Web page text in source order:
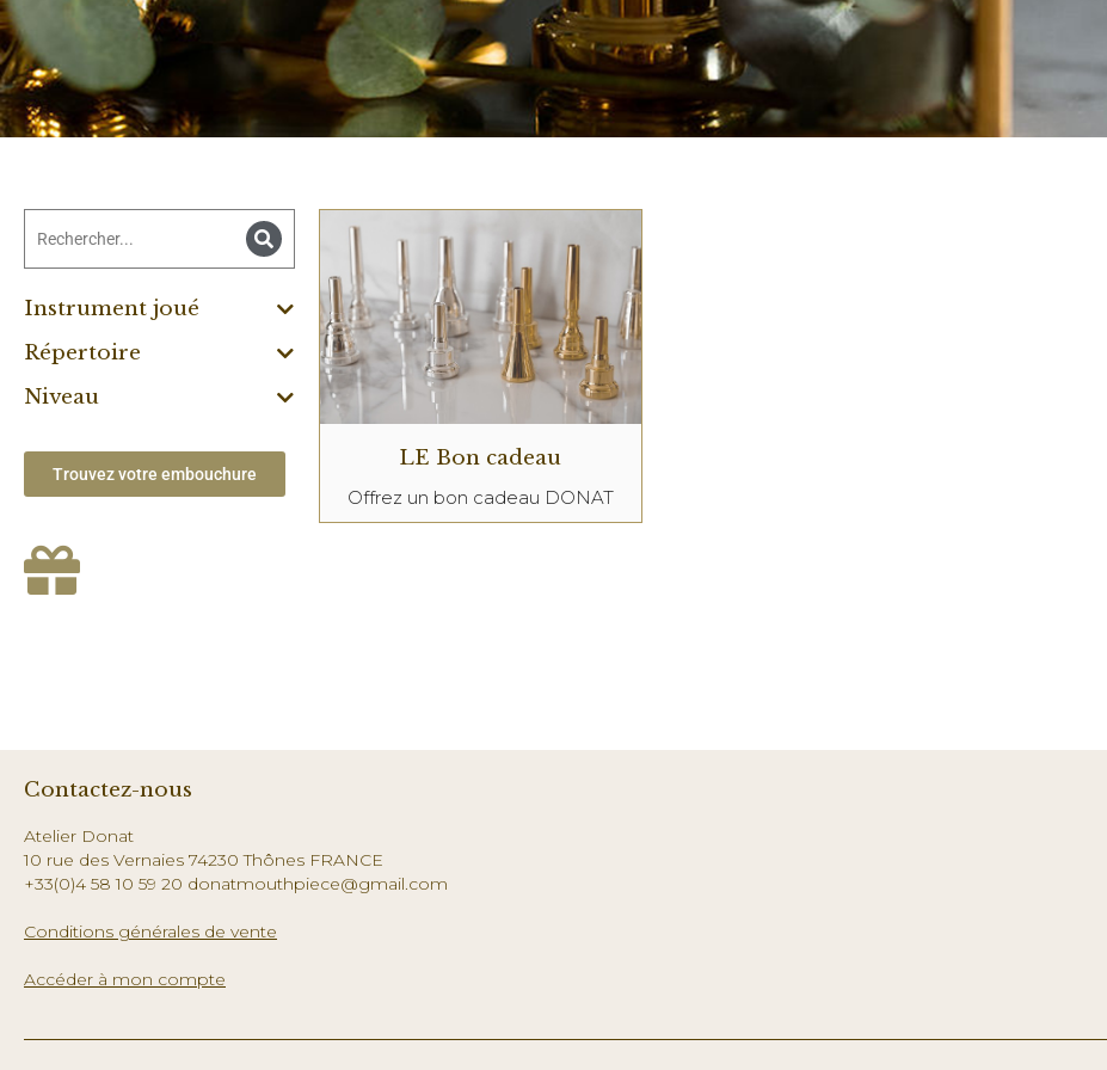
Instrument joué
Répertoire
Niveau
Trouvez votre embouchure
LE Bon cadeau
Offrez un bon cadeau DONAT
Contactez-nous
Atelier Donat
10 rue des Vernaies 74230 Thônes FRANCE
+33(0)4 58 10 59 20 donatmouthpiece@gmail.com
Conditions générales de vente
Accéder à mon compte